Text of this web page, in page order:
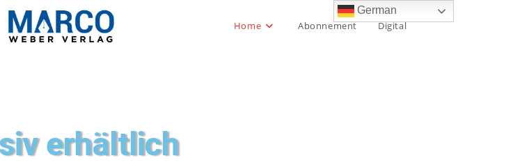
Home Abonnement Digital
erhältlich
German